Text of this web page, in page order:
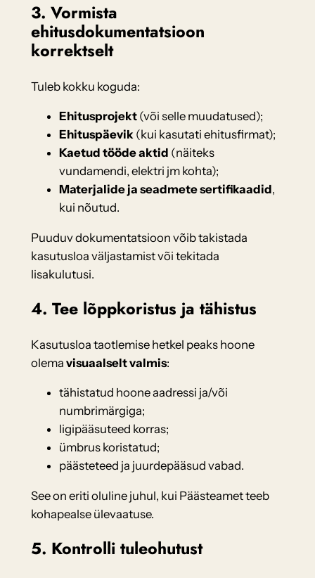
3. Vormista
ehitusdokumentatsioon
korrektselt
Tuleb kokku koguda:
Ehitusprojekt(või selle muudatused);
Ehituspäevik(kui kasutati ehitusfirmat);
Kaetud tööde aktid (näiteks
vundamendi, elektri jm kohta);
Materjalide ja seadmete sertifikaadid,
kui nõutud.
Puuduv dokumentatsioon võib takistada
kasutusloa väljastamist või tekitada
lisakulutusi.
4. Tee lõppkoristus ja tähistus
Kasutusloa taotlemise hetkel peaks hoone
olema visuaalselt valmis:
tähistatud hoone aadressi ja/või
numbrimärgiga;
ligipääsuteed korras;
ümbrus koristatud;
päästeteed ja juurdepääsud vabad.
See on eriti oluline juhul, kui Päästeamet teeb
kohapealse ülevaatuse.
5. Kontrolli tuleohutust